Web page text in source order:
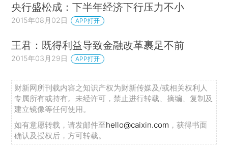
央行盛松成：下半年经济下行压力不小
2015年08月02日 APP打开
王君：既得利益导致金融改革裹足不前
2015年03月29日 APP打开
财新网所刊载内容之知识产权为财新传媒及/或相关权利人
专属所有或持有。未经许可，禁止进行转载、摘编、复制及
建立镜像等任何使用。
如有意愿转载，请发邮件至hello@caixin.com ，获得书面
确认及授权后，方可转载。